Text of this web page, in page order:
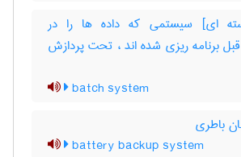
ای] سیستمی که داده ها را در
برنامه ریزی شده اند ، تحت پردازش
batch system
باطری
battery backup system